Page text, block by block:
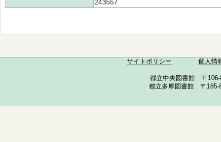
243557
サイトポリシー 個人情
都立中央図書館 〒
都立多摩図書館 〒185-